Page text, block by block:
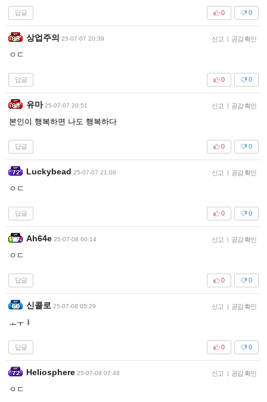
답글 0
0
상업주의 25-07-07 20:39 신고 | 공감 확인
ㅇㄷ
답글 0
0
유마 25-07-07 20:51 신고 | 공감 확인
본인이 행복하면 나도 행복하다
답글 0
0
Luckybead 25-07-07 21:06 신고 | 공감 확인
ㅇㄷ
답글 0
0
Ah64e 25-07-08 00:14 신고 | 공감 확인
ㅇㄷ
답글 0
0
신콜로 25-07-08 05:29 신고 | 공감 확인
ㅗㅜㅑ
답글 0
0
Heliosphere 25-07-08 07:48 신고 | 공감 확인
ㅇㄷ